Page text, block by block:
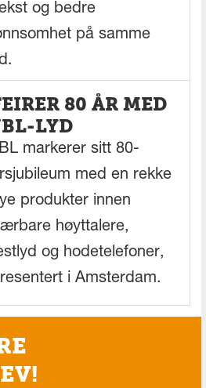
og bedre
på samme
80 ÅR MED
LYD
markerer sitt 80-
med en rekke
produkter innen
høyttalere,
og hodetelefoner,
i Amsterdam.